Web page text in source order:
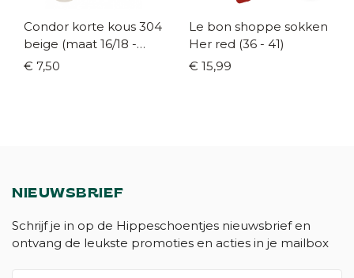
Condor korte kous 304
beige (maat 16/18 -
36/39)
€ 7,50
Le bon shoppe sokken
Her red (36 - 41)
€ 15,99
NIEUWSBRIEF
Schrijf je in op de Hippeschoentjes nieuwsbrief en
ontvang de leukste promoties en acties in je mailbox